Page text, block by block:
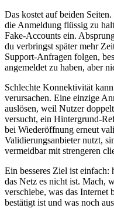
Das kostet auf beiden
die Anmeldung flüssig zu
Fake‑Accounts ein.
du verbringst später mehr
Support‑Anfragen folgen,
angemeldet zu haben, aber
Schlechte Konnektivität
verursachen. Eine einzige
auslösen, weil Nutzer
versucht, ein
bei Wiederöffnung erneut
Validierungsanbieter nutzt,
vermeidbar mit strengeren
Ein besseres Ziel ist
das Netz es nicht ist. Mach,
verschiebe, was das
bestätigt ist und was noch